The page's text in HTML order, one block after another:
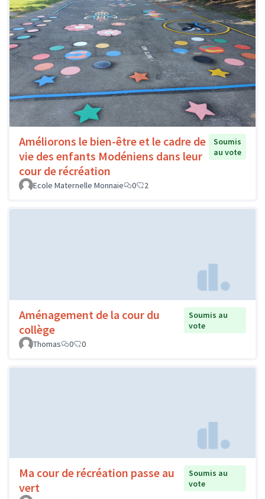
Améliorons le bien-être et le cadre de
vie des enfants Modéniens dans leur
cour de récréation
Soumis
au vote
Ecole Maternelle Monnaie 0 2
Aménagement de la cour du
collège
Soumis au
vote
Thomas
0 0
Ma cour de récréation passe au
vert
Soumis au
vote